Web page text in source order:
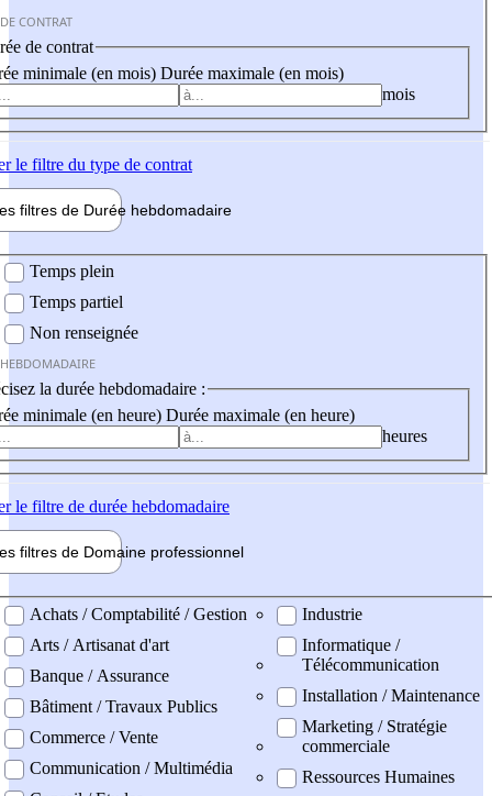
CONTRAT
de contrat
minimale (en mois) Durée maximale (en mois)
mois
le filtre du type de contrat
filtres de Durée hebdomadaire
Temps plein
Temps partiel
Non renseignée
la durée hebdomadaire :
minimale (en heure) Durée maximale (en heure)
heures
le filtre de durée hebdomadaire
filtres de Domaine professionnel
professionel
Achats / Comptabilité / Gestion
Arts / Artisanat d'art
Banque / Assurance
Bâtiment / Travaux Publics
Commerce / Vente
Communication / Multimédia
Industrie
Informatique /
Télécommunication
Installation / Maintenance
Marketing / Stratégie
commerciale
Ressources Humaines